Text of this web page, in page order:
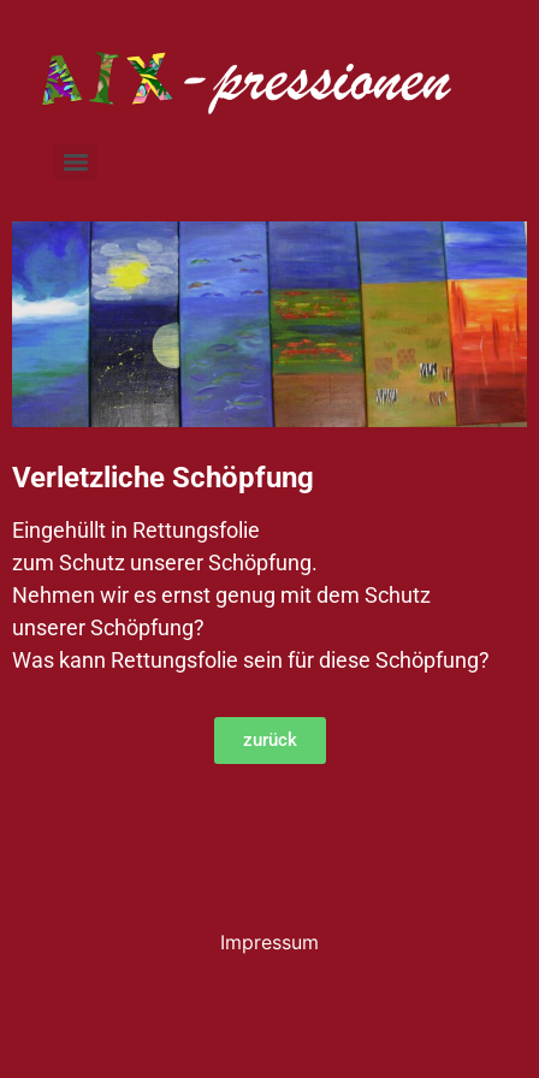
Verletzliche Schöpfung
Eingehüllt in Rettungsfolie
zum Schutz unserer Schöpfung.
Nehmen wir es ernst genug mit dem Schutz
unserer Schöpfung?
Was kann Rettungsfolie sein für diese Schöpfung?
zurück
Impressum